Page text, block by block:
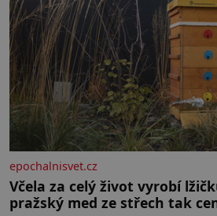
epochalnisvet.cz
Včela za celý život vyrobí
pražský med ze střech tak